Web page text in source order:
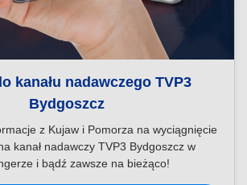
kanału nadawczego TVP3
Bydgoszcz
z Kujaw i Pomorza na wyciągnięcie
kanał nadawczy TVP3 Bydgoszcz w
i bądź zawsze na bieżąco!